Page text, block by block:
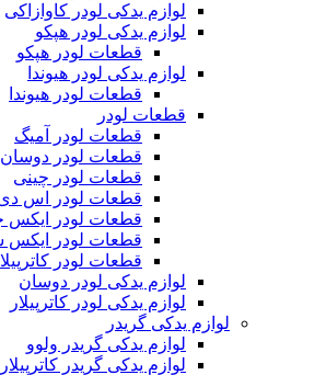
لوازم یدکی لودر کاوازاکی
لوازم یدکی لودر هپکو
قطعات لودر هپکو
لوازم یدکی لودر هیوندا
قطعات لودر هیوندا
قطعات لودر
قطعات لودر آمیگ
قطعات لودر دوسان
قطعات لودر چینی
قطعات لودر اس دی ال جی
قطعات لودر ایکس جی ام ای
قطعات لودر ایکس سی ام جی xcmg
قطعات لودر کاترپیلار
لوازم یدکی لودر دوسان
لوازم یدکی لودر کاترپیلار
لوازم یدکی گریدر
لوازم یدکی گریدر ولوو
لوازم یدکی گریدر کاترپیلار